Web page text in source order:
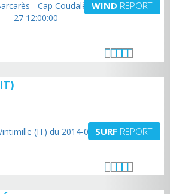
WIND REPORT
SURF REPORT